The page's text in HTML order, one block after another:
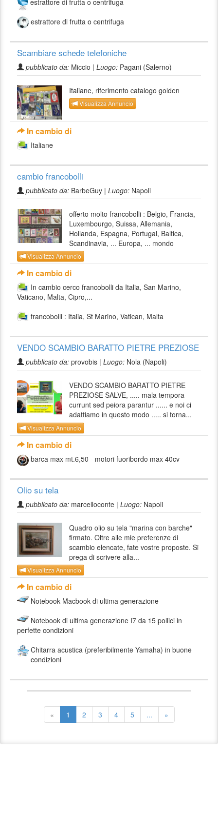
estrattore di frutta o centrifuga
Scambiare schede telefoniche
pubblicato da: Miccio | Luogo: Pagani (Salerno)
Italiane, riferimento catalogo golden
Visualizza Annuncio
In cambio di
Italiane
cambio francobolli
pubblicato da: BarbeGuy | Luogo: Napoli
offerto molto francobolli : Belgio, Francia,
Luxembourgo, Suissa, Allemania,
Hollanda, Espagna, Portugal, Baltica,
Scandinavia, ... Europa, ... mondo
Visualizza Annuncio
In cambio di
In cambio cerco francobolli da Italia, San Marino,
Vaticano, Malta, Cipro,...
francobolli : Italia, St Marino, Vatican, Malta
VENDO SCAMBIO BARATTO PIETRE PREZIOSE
pubblicato da: provobis | Luogo: Nola (Napoli)
VENDO SCAMBIO BARATTO PIETRE
PREZIOSE SALVE, ..... mala tempora
currunt sed peiora parantur ...... e noi ci
adattiamo in questo modo ..... si torna...
Visualizza Annuncio
In cambio di
barca max mt.6,50 - motori fuoribordo max 40cv
Olio su tela
pubblicato da: marcelloconte | Luogo: Napoli
Quadro olio su tela "marina con barche"
firmato. Oltre alle mie preferenze di
scambio elencate, fate vostre proposte. Si
prega di scrivere alla...
Visualizza Annuncio
In cambio di
Notebook Macbook di ultima generazione
Notebook di ultima generazione I7 da 15 pollici in
perfette condizioni
Chitarra acustica (preferibilmente Yamaha) in buone
condizioni
« 1 2 3 4 5 ... »